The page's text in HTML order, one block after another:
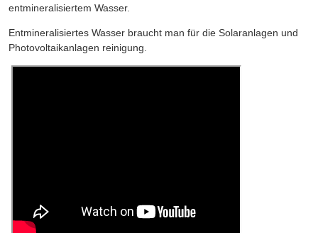
entmineralisiertem Wasser.
Entmineralisiertes Wasser braucht man für die Solaranlagen und
Photovoltaikanlagen reinigung.